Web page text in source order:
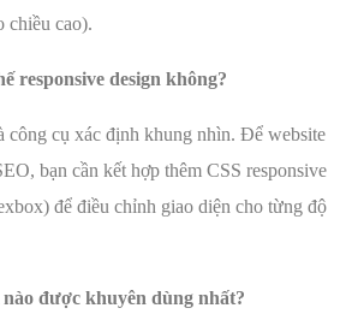
chiều cao).
responsive design không?
cụ xác định khung nhìn. Để website
bạn cần kết hợp thêm CSS responsive
để điều chỉnh giao diện cho từng độ
được khuyên dùng nhất?